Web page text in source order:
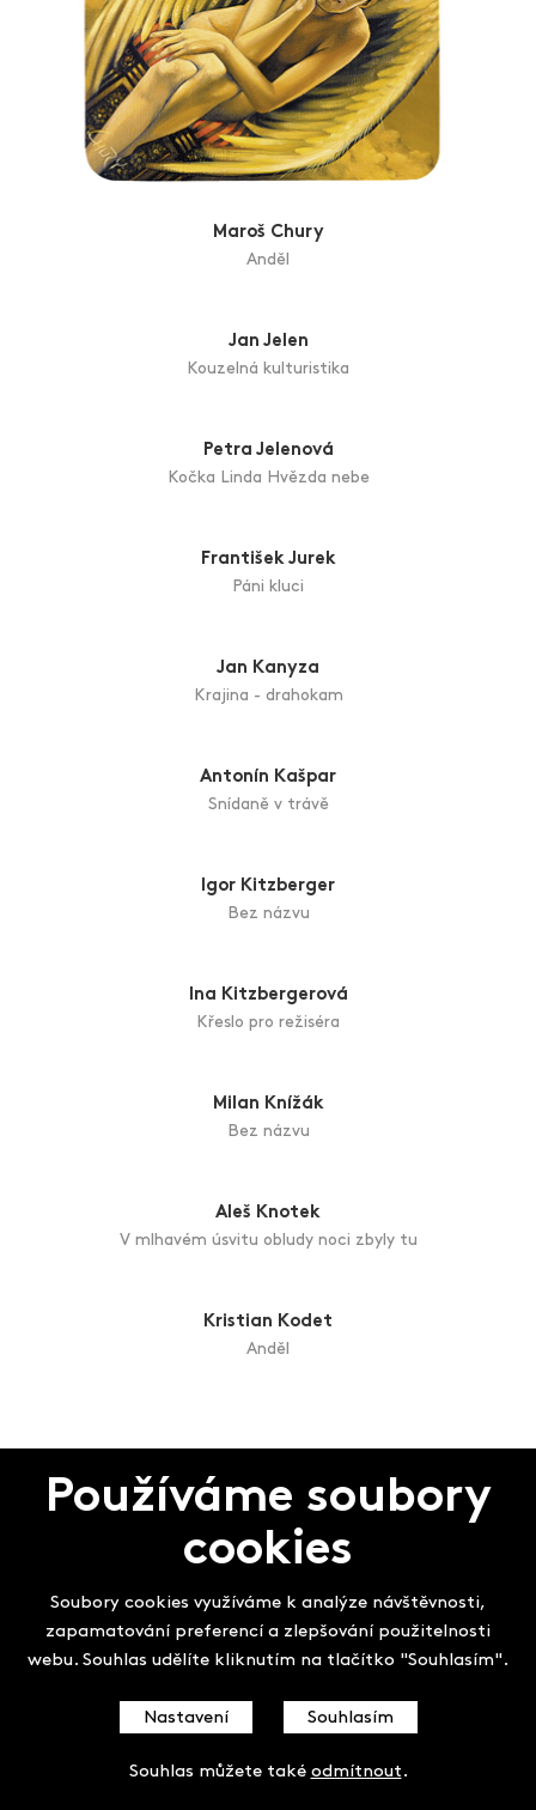
Maroš Chury
Anděl
Jan Jelen
Petra Jelenová
František Jurek
Jan Kanyza
Antonín Kašpar
Igor Kitzberger
Ina Kitzbergerová
Bez názvu
V mlhavém úsvitu obludy noci zbyly tu
Používáme soubory
cookies
Soubory cookies využíváme k analýze návštěvnosti,
zapamatování preferencí a zlepšování použitelnosti
webu. Souhlas udělíte kliknutím na tlačítko "Souhlasím".
Nastavení Souhlasím
Souhlas můžete také odmítnout .